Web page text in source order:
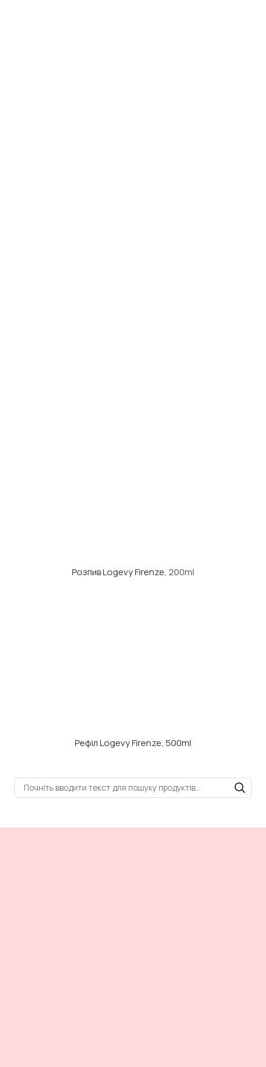
Розпив Logevy Firenze, 200ml
Рефіл Logevy Firenze, 500ml